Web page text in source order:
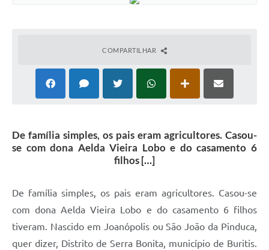
COMPARTILHAR
De família simples, os pais eram agricultores. Casou-
se com dona Aelda Vieira Lobo e do casamento 6
filhos […]
De família simples, os pais eram agricultores. Casou-se
com dona Aelda Vieira Lobo e do casamento 6 filhos
tiveram. Nascido em Joanópolis ou São João da Pinduca,
quer dizer, Distrito de Serra Bonita, município de Buritis.